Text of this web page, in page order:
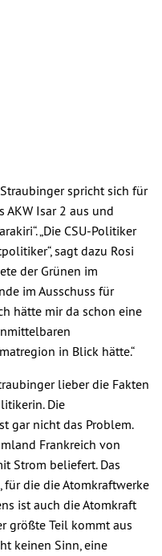
spricht sich für
AKW Isar 2 aus und
„Die CSU-Politiker
sagt dazu Rosi
der Grünen im
im Ausschuss für
hätte mir da schon eine
in Blick hätte.“
lieber die Fakten
Die
gar nicht das Problem.
Frankreich von
Strom beliefert. Das
für die die Atomkraftwerke
ist auch die Atomkraft
größte Teil kommt aus
keinen Sinn, eine